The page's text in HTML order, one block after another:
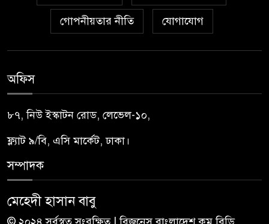
গোপনীয়তার নীতি যোগাযোগ
অফিস
৮৭, নিউ ইস্কাটন রোড, লেভেল-১০,
ফ্ল্যাট ৯/বি, এসি মার্কেট, ঢাকা।
সম্পাদক
মেহেদী হাসান বাবু